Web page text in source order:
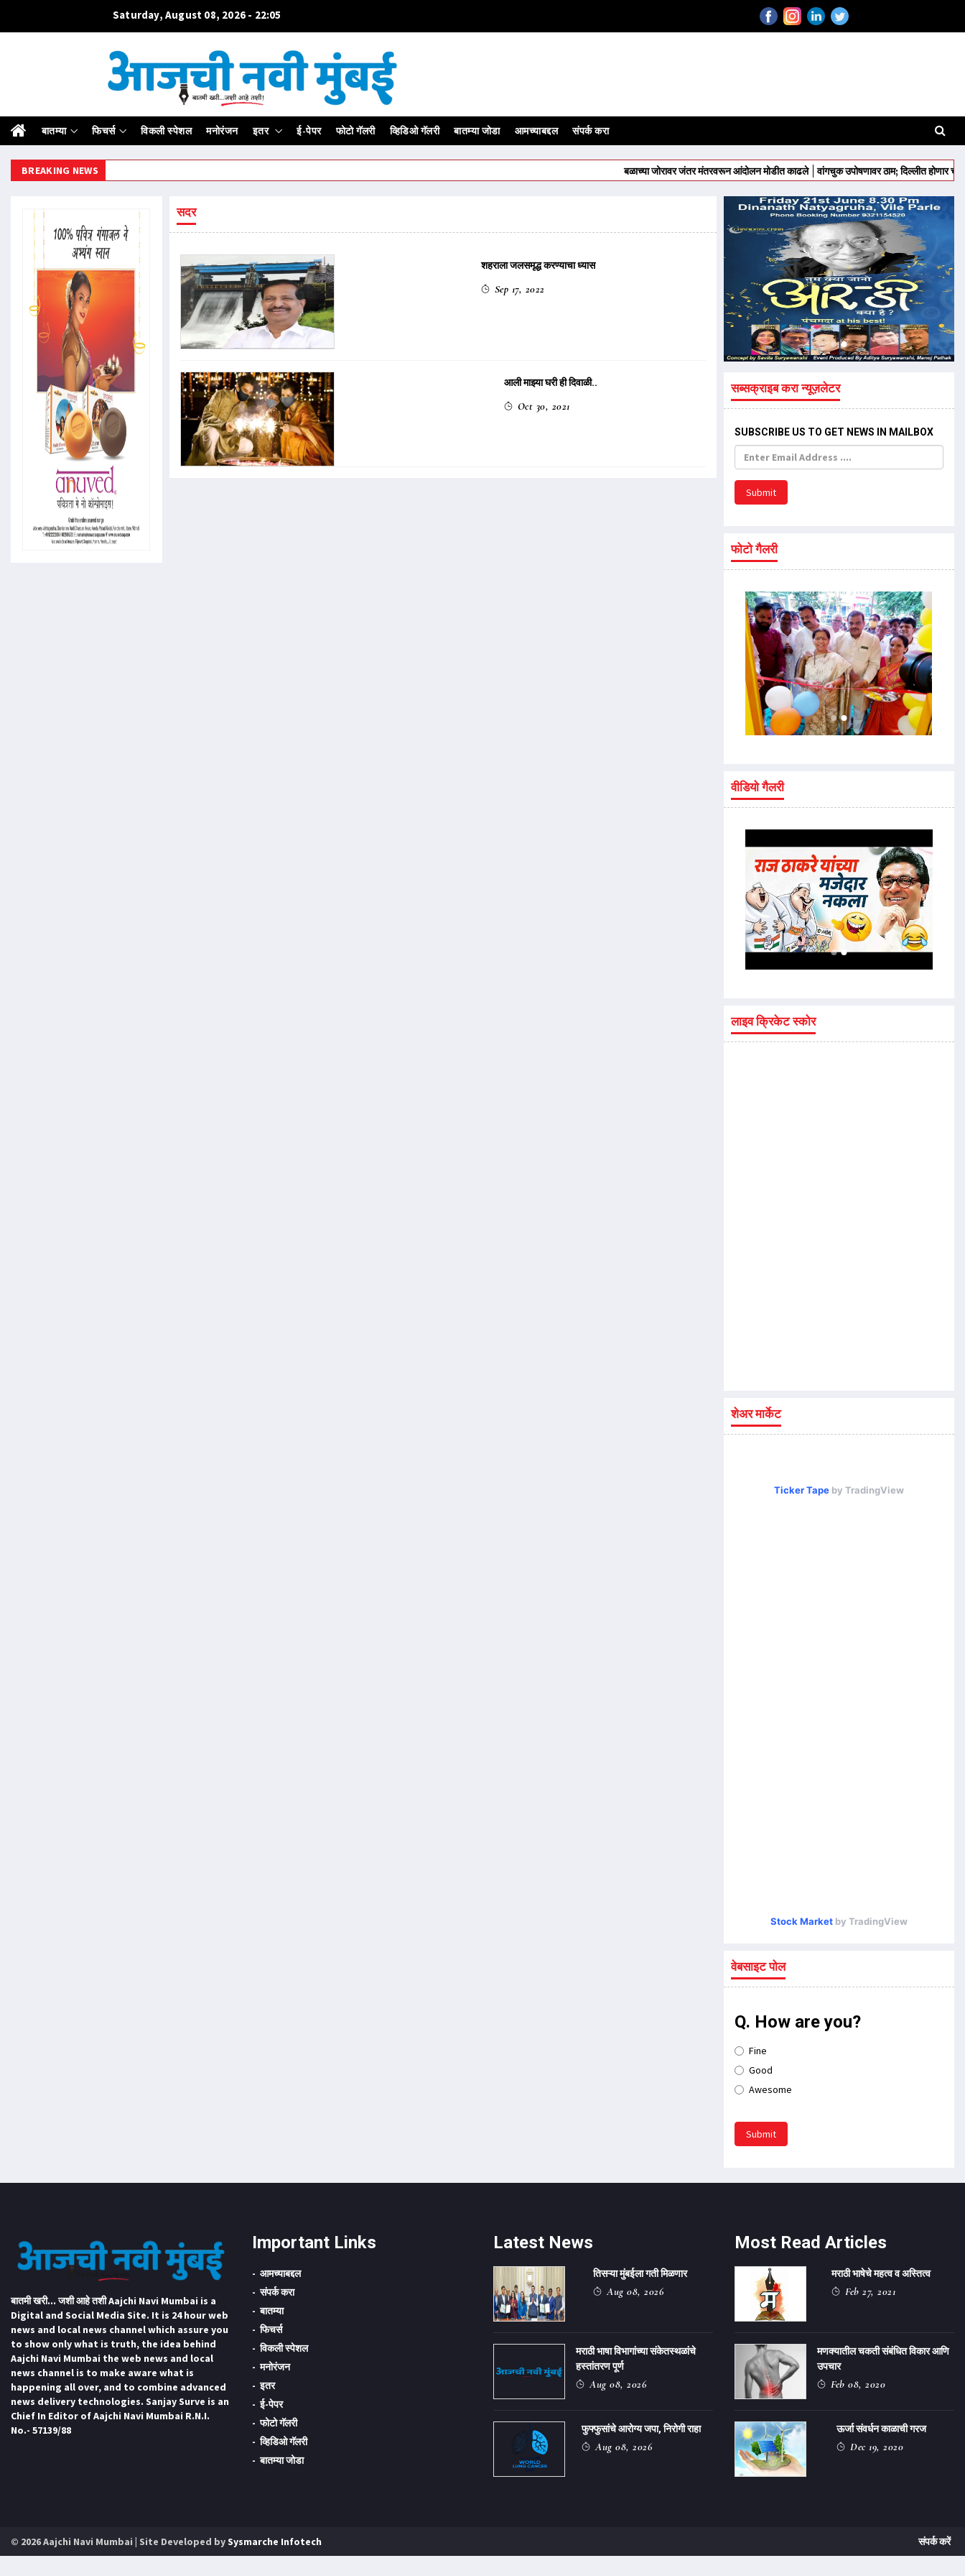
Saturday, August 08, 2026 - 22:05
बातम्या फिचर्स विकली स्पेशल मनोरंजन इतर ई-पेपर फोटो गॅलरी व्हिडिओ गॅलरी बातम्या जोडा आमच्याबद्दल संपर्क करा
BREAKING NEWS बळाच्या जोरावर जंतर मंतरवरून आंदोलन मोडीत काढले वांगचुक उपोषणावर ठाम; दिल्लीत होणार चक्काजाम
सदर
शहराला जलसमृद्ध करण्याचा ध्यास
Sep 17, 2022
आली माझ्या घरी ही दिवाळी..
Oct 30, 2021
सब्सक्राइब करा न्यूज़लेटर
SUBSCRIBE US TO GET NEWS IN MAILBOX
Submit
फोटो गैलरी
वीडियो गैलरी
लाइव क्रिकेट स्कोर
शेअर मार्केट
Ticker Tapeby TradingView
Stock Marketby TradingView
वेबसाइट पोल
Q. How are you?
Fine
Good
Awesome
Submit
बातमी खरी... जशी आहे तशी Aajchi Navi Mumbai is a
Digital and Social Media Site. It is 24 hour web
news and local news channel which assure you
to show only what is truth, the idea behind
Aajchi Navi Mumbai the web news and local
news channel is to make aware what is
happening all over, and to combine advanced
news delivery technologies. Sanjay Surve is an
Chief In Editor of Aajchi Navi Mumbai R.N.I.
No.- 57139/88
Important Links
आमच्याबद्दल
संपर्क करा
बातम्या
फिचर्स
विकली स्पेशल
मनोरंजन
इतर
ई-पेपर
फोटो गॅलरी
व्हिडिओ गॅलरी
बातम्या जोडा
Latest News
तिसऱ्या मुंबईला गती मिळणार
Aug 08, 2026
मराठी भाषा विभागांच्या संकेतस्थळांचे
हस्तांतरण पूर्ण
Aug 08, 2026
फुफ्फुसांचे आरोग्य जपा, निरोगी राहा
Aug 08, 2026
Most Read Articles
मराठी भाषेचे महत्व व अस्तित्व
Feb 27, 2021
मणक्यातील चकती संबंधित विकार आणि
उपचार
Feb 08, 2020
ऊर्जा संवर्धन काळाची गरज
Dec 19, 2020
© 2026 Aajchi Navi Mumbai | Site Developed bySysmarche Infotech संपर्क करें